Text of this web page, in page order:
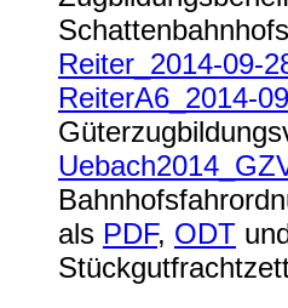
Reiter_2014-09-
ReiterA6_2014-
als PDF, ODT